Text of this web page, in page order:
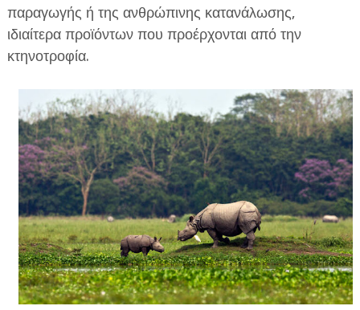
παραγωγής ή της ανθρώπινης κατανάλωσης,
ιδιαίτερα προϊόντων που προέρχονται από την
κτηνοτροφία.